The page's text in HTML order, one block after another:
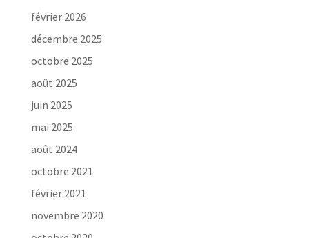
février 2026
décembre 2025
octobre 2025
août 2025
juin 2025
mai 2025
août 2024
octobre 2021
février 2021
novembre 2020